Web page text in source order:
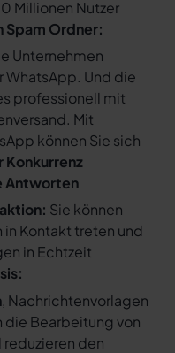
Millionen Nutzer
Spam Ordner:
Unternehmen
Und die
professionell mit
Mit
können Sie sich
Konkurrenz
Antworten
Sie können
Kontakt treten und
in Echtzeit
, Nachrichtenvorlagen
die Bearbeitung von
den